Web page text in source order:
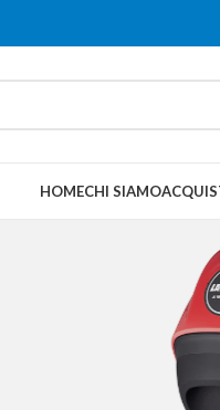
HOMECHI SIAMO